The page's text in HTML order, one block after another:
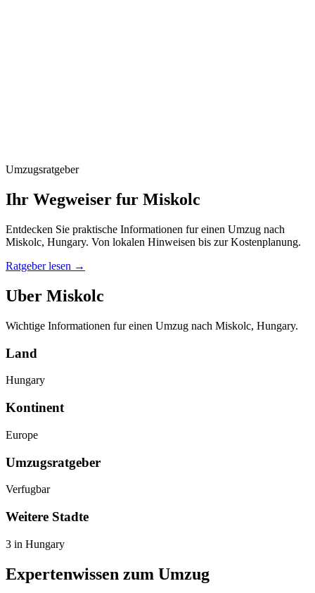
Umzugsratgeber
Ihr Wegweiser fur Miskolc
Entdecken Sie praktische Informationen fur einen Umzug nach
Miskolc, Hungary. Von lokalen Hinweisen bis zur Kostenplanung.
Ratgeber lesen →
Uber Miskolc
Wichtige Informationen fur einen Umzug nach Miskolc, Hungary.
Land
Hungary
Kontinent
Europe
Umzugsratgeber
Verfugbar
Weitere Stadte
3 in Hungary
Expertenwissen zum Umzug